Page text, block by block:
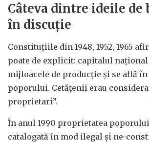
Câteva dintre ideile de
în discuție
Constituțiile din 1948, 1952, 1965
poate de explicit: capitalul
mijloacele de producție și se află
poporului. Cetățenii erau
proprietari”.
În anul 1990 proprietatea
catalogată în mod ilegal și ne-